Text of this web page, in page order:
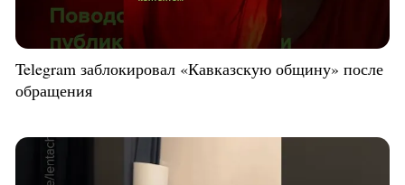
Telegram заблокировал «Кавказскую общину» после
обращения